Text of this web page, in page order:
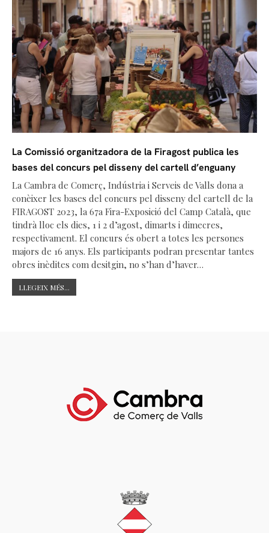
La Comissió organitzadora de la Firagost publica les
bases del concurs pel disseny del cartell d’enguany
La Cambra de Comerç, Indústria i Serveis de Valls dona a
conèixer les bases del concurs pel disseny del cartell de la
FIRAGOST 2023, la 67a Fira-Exposició del Camp Català, que
tindrà lloc els dies, 1 i 2 d’agost, dimarts i dimecres,
respectivament. El concurs és obert a totes les persones
majors de 16 anys. Els participants podran presentar tantes
obres inèdites com desitgin, no s’han d’haver…
LLEGEIX MÉS...